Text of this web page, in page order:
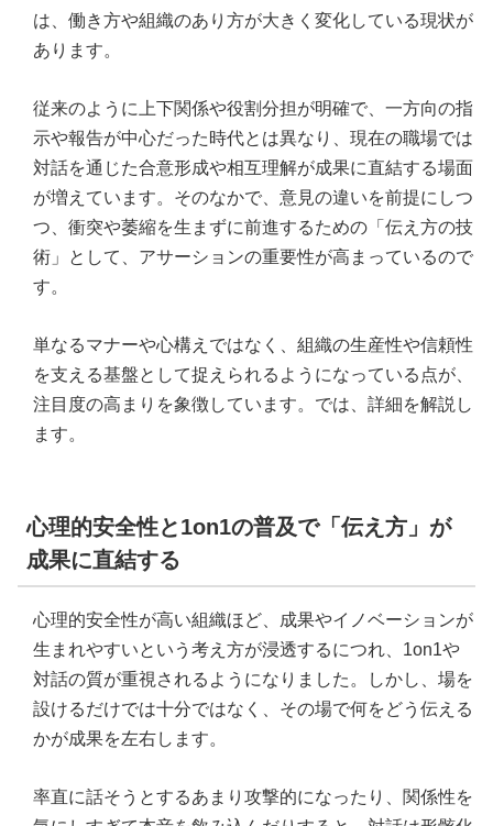
は、働き方や組織のあり方が大きく変化している現状が
あります。
従来のように上下関係や役割分担が明確で、一方向の指
示や報告が中心だった時代とは異なり、現在の職場では
対話を通じた合意形成や相互理解が成果に直結する場面
が増えています。そのなかで、意見の違いを前提にしつ
つ、衝突や萎縮を生まずに前進するための「伝え方の技
術」として、アサーションの重要性が高まっているので
す。
単なるマナーや心構えではなく、組織の生産性や信頼性
を支える基盤として捉えられるようになっている点が、
注目度の高まりを象徴しています。では、詳細を解説し
ます。
心理的安全性と1on1の普及で「伝え方」が
成果に直結する
心理的安全性が高い組織ほど、成果やイノベーションが
生まれやすいという考え方が浸透するにつれ、1on1や
対話の質が重視されるようになりました。しかし、場を
設けるだけでは十分ではなく、その場で何をどう伝える
かが成果を左右します。
率直に話そうとするあまり攻撃的になったり、関係性を